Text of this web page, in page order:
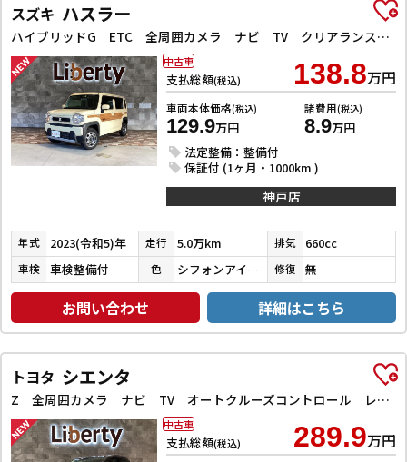
スズキ ハスラー
ハイブリッドG ETC 全周囲カメラ ナビ TV クリアランスソナー オートクルーズコントロール レーンアシスト 衝突被害軽減システム オートライト スマートキー アイドリングストップ
支払総額(税込) 138.8万円
車両本体価格(税込)
129.9万円
諸費用(税込)
8.9万円
法定整備：整備付
保証付 (1ヶ月・1000km )
中古車
神戸店
年式 2023(令和5)年 走行 5.0万km 排気 660cc
車検 車検整備付 色 シフォンアイボリーメタリック 修復 無
お問い合わせ 詳細はこちら
トヨタ シエンタ
Z 全周囲カメラ ナビ TV オートクルーズコントロール レーンアシスト 衝突被害軽減システム 両側電動スライドドア オートマチックハイビーム オートライト LEDヘッドランプ スマートキー
支払総額(税込) 289.9万円
中古車